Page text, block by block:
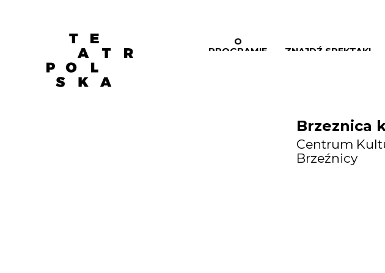
O
PROGRAMIE
ZNAJDŹ SPEKTAKL
Brzeznica
Centrum
Brzeźnicy